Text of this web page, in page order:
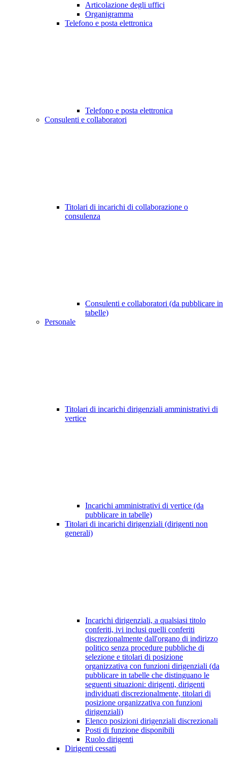
Articolazione degli uffici
Organigramma
Telefono e posta elettronica
Telefono e posta elettronica
Consulenti e collaboratori
Titolari di incarichi di collaborazione o
consulenza
Consulenti e collaboratori (da pubblicare in
tabelle)
Personale
Titolari di incarichi dirigenziali amministrativi di
vertice
Incarichi amministrativi di vertice (da
pubblicare in tabelle)
Titolari di incarichi dirigenziali (dirigenti non
generali)
Incarichi dirigenziali, a qualsiasi titolo
conferiti, ivi inclusi quelli conferiti
discrezionalmente dall'organo di indirizzo
politico senza procedure pubbliche di
selezione e titolari di posizione
organizzativa con funzioni dirigenziali (da
pubblicare in tabelle che distinguano le
seguenti situazioni: dirigenti, dirigenti
individuati discrezionalmente, titolari di
posizione organizzativa con funzioni
dirigenziali)
Elenco posizioni dirigenziali discrezionali
Posti di funzione disponibili
Ruolo dirigenti
Dirigenti cessati